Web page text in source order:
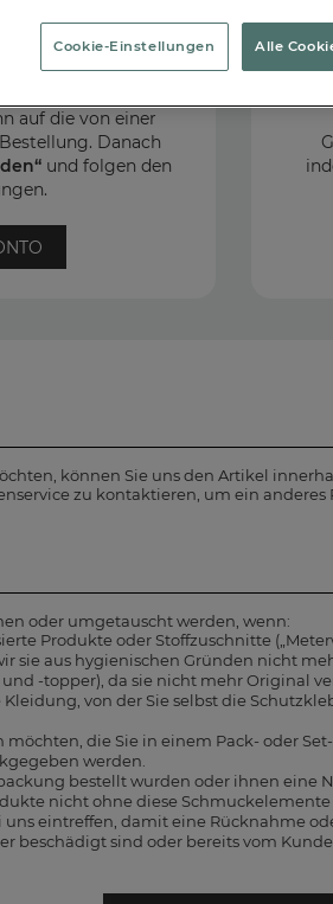
an und
auf die von einer
Danach
und folgen den
Sie
können Sie uns den Artikel
zu kontaktieren, um ein anderes
oder umgetauscht werden, wenn:
Produkte oder Stoffzuschnitte
sie aus hygienischen Gründen nicht
-topper), da sie nicht mehr Original
von der Sie selbst die
die Sie in einem Pack- oder
werden.
bestellt wurden oder ihnen eine
nicht ohne diese
eintreffen, damit eine Rücknahme
beschädigt sind oder bereits vom
Cookie-Einstellungen Alle